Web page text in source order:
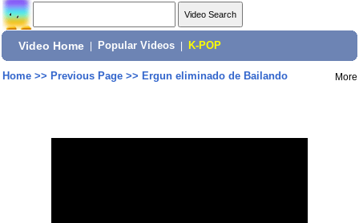
Video Home Popular Videos K-POP
Home>> Previous Page>> Ergun eliminado de Bailando More